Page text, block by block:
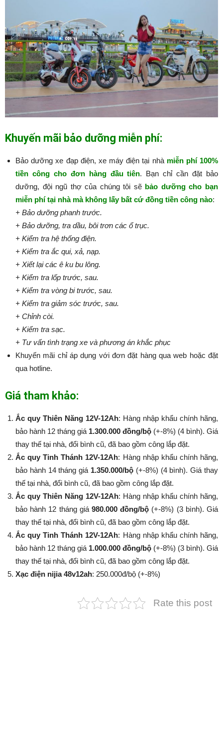
Khuyến mãi bảo dưỡng miễn phí:
Bảo dưỡng xe đạp điện, xe máy điện tại nhà miễn phí 100%
tiền công cho đơn hàng đầu tiên. Bạn chỉ cần đặt bảo
dưỡng, đội ngũ thợ của chúng tôi sẽ bảo dưỡng cho bạn
miễn phí tại nhà mà không lấy bất cứ đồng tiền công nào:​​​​​
+ Bảo dưỡng phanh trước.
+ Bảo dưỡng, tra dầu, bôi trơn các ổ trục.
+ Kiểm tra hệ thống điện.
+ Kiểm tra ắc qui, xả, nạp.
+ Xiết lại các ê ku bu lông.
+ Kiểm tra lốp trước, sau.
+ Kiểm tra vòng bi trước, sau.
+ Kiểm tra giảm sóc trước, sau.
+ Chỉnh còi.
+ Kiểm tra sạc.
+ Tư vấn tình trạng xe và phương án khắc phục
Khuyến mãi chỉ áp dụng với đơn đặt hàng qua web hoặc đặt
qua hotline.
Giá tham khảo:
Ắc quy Thiên Năng 12V-12Ah: Hàng nhập khẩu chính hãng,
bảo hành 12 tháng giá 1.300.000 đồng/bộ (+-8%) (4 bình). Giá
thay thế tại nhà, đổi bình cũ, đã bao gồm công lắp đặt.
Ắc quy Tinh Thánh 12V-12Ah: Hàng nhập khẩu chính hãng,
bảo hành 14 tháng giá 1.350.000/bộ (+-8%​​​​​​​) (4 bình). Giá thay
thế tại nhà, đổi bình cũ, đã bao gồm công lắp đặt.
Ắc quy Thiên Năng 12V-12Ah: Hàng nhập khẩu chính hãng,
bảo hành 12 tháng giá 980.000 đồng/bộ (+-8%​​​​​​​) (3 bình). Giá
thay thế tại nhà, đổi bình cũ, đã bao gồm công lắp đặt.
Ắc quy Tinh Thánh 12V-12Ah: Hàng nhập khẩu chính hãng,
bảo hành 12 tháng giá 1.000.000 đồng/bộ (+-8%​​​​​​​) (3 bình). Giá
thay thế tại nhà, đổi bình cũ, đã bao gồm công lắp đặt.
Xạc điện nijia 48v12ah: 250.000đ/bộ (+-8%​​​​​​​)
Rate this post